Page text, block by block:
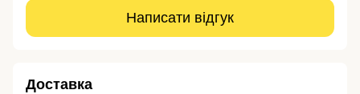
Написати відгук
Доставка